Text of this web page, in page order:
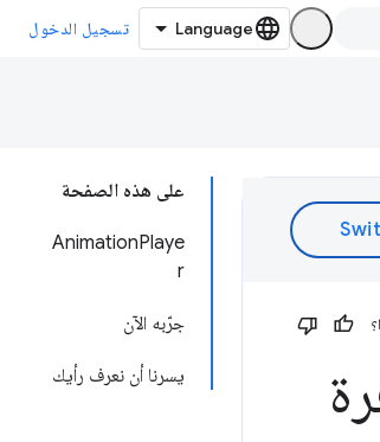
تسجيل الدخول
على هذه الصفحة
AnimationPlaye
r
جرّبه الآن
يسرنا أن نعرف رأيك